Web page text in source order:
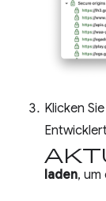
Klicken
laden, um